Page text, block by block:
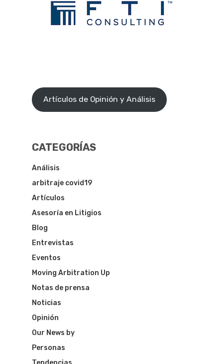
Artículos de Opinión y Análisis
CATEGORÍAS
Análisis
arbitraje covid19
Artículos
Asesoría en Litigios
Blog
Entrevistas
Eventos
Moving Arbitration Up
Notas de prensa
Noticias
Opinión
Our News by
Personas